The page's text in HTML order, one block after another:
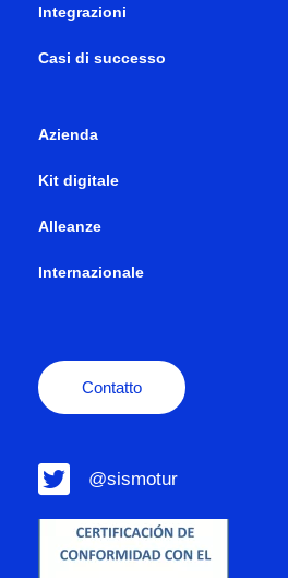
Integrazioni
Casi di successo
Azienda
Kit digitale
Alleanze
Internazionale
Contatto
@sismotur